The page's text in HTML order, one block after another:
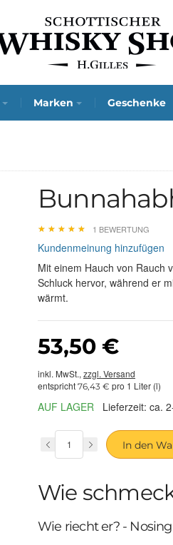
Marken Geschenke
★ ★ ★ ★ ★
★ ★ ★ ★ ★ 1 BEWERTUNG
Kundenmeinung hinzufügen
Mit einem Hauch von Rauch
Schluck hervor, während er
wärmt.
53,50 €
inkl. MwSt., zzgl. Versand
entspricht 76,43 € pro 1 Liter (l)
AUF LAGER Lieferzeit: ca.
In den
Wie
Wie riecht er? - Nosing